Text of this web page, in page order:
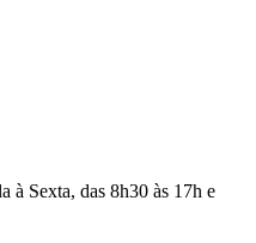
à Sexta, das 8h30 às 17h e